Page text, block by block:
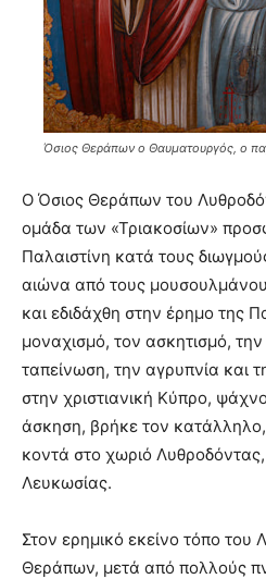
Όσιος Θεράπων ο Θαυματουργός, ο
Ο Όσιος Θεράπων του
ομάδα των «Τριακοσίων»
Παλαιστίνη κατά τους
αιώνα από τους
και εδιδάχθη στην έρημο της
μοναχισμό, τον ασκητισμό,
ταπείνωση, την αγρυπνία και
στην χριστιανική Κύπρο,
άσκηση, βρήκε τον
κοντά στο χωριό
Λευκωσίας.
Στον ερημικό εκείνο τόπο του
Θεράπων, μετά από πολλούς